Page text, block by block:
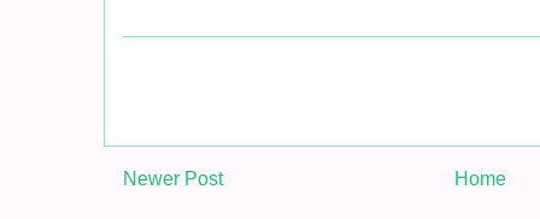
Newer Post Home